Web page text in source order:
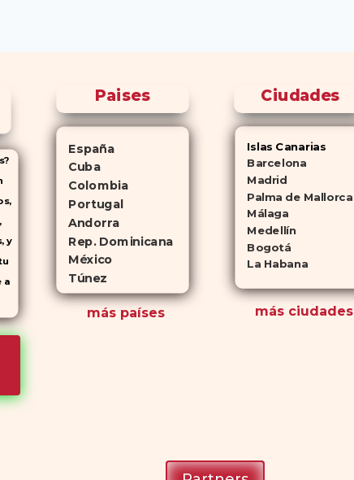
y
a
Paises
España
Cuba
Colombia
Portugal
Andorra
Rep. Dominicana
México
Túnez
más países
Ciudades
Islas Canarias
Barcelona
Madrid
Palma de Mallorca
Málaga
Medellín
Bogotá
La Habana
más ciudades